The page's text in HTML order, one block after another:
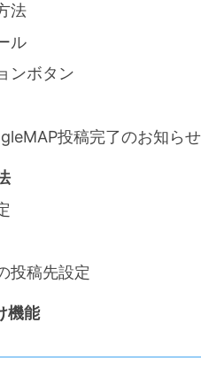
法
ル
ンボタン
投稿完了のお知らせ
投稿先設定
機能